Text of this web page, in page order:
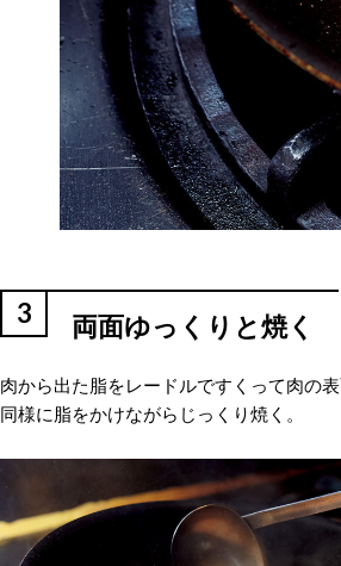
3 両面ゆっくりと焼く
肉から出た脂をレードルですくって肉の
同様に脂をかけながらじっくり焼く。